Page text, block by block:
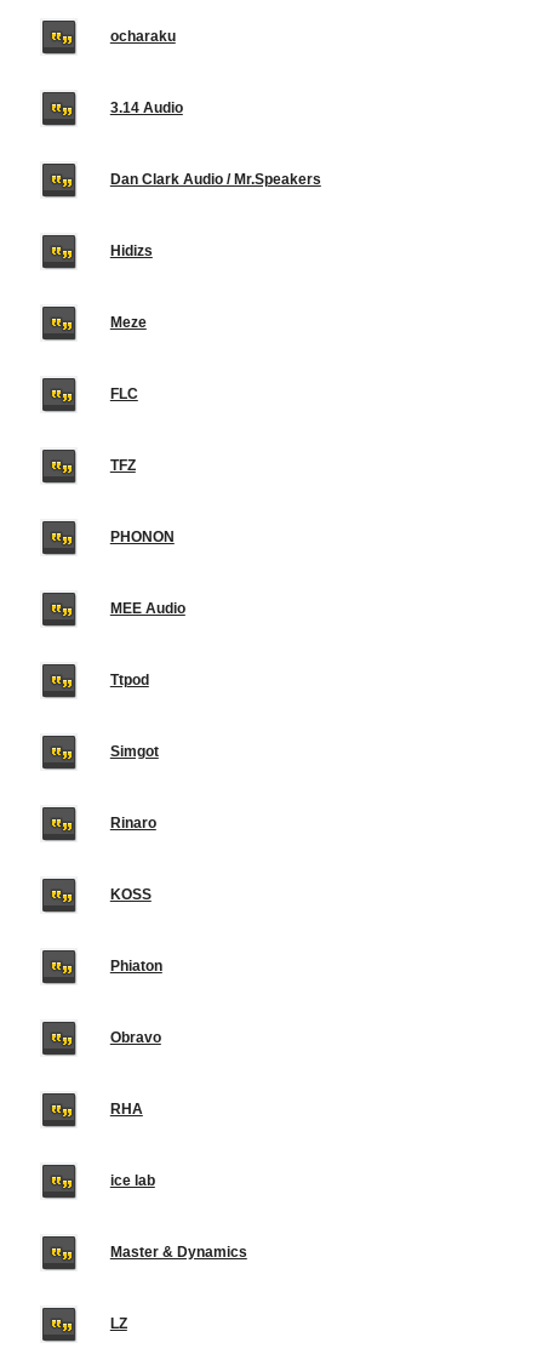
ocharaku
3.14 Audio
Dan Clark Audio / Mr.Speakers
Hidizs
Meze
FLC
TFZ
PHONON
MEE Audio
Ttpod
Simgot
Rinaro
KOSS
Phiaton
Obravo
RHA
ice lab
Master & Dynamics
LZ